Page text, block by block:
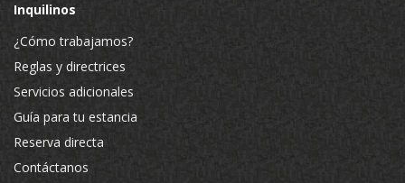
Inquilinos
¿Cómo trabajamos?
Reglas y directrices
Servicios adicionales
Guía para tu estancia
Reserva directa
Contáctanos